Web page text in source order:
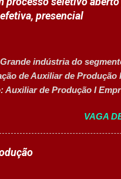
Dar suporte em
nas atividades. Monitorar
presencial
indústria do
de Auxiliar de Produção
Auxiliar de Produção I
para Pessoas com
para as linhas de
Realizar paletização dos
limpo. Auxiliar operadores
VAGA